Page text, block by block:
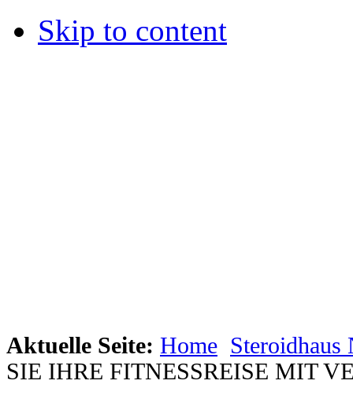
Skip to content
Aktuelle Seite: Home Steroidhaus
SIE IHRE FITNESSREISE MIT